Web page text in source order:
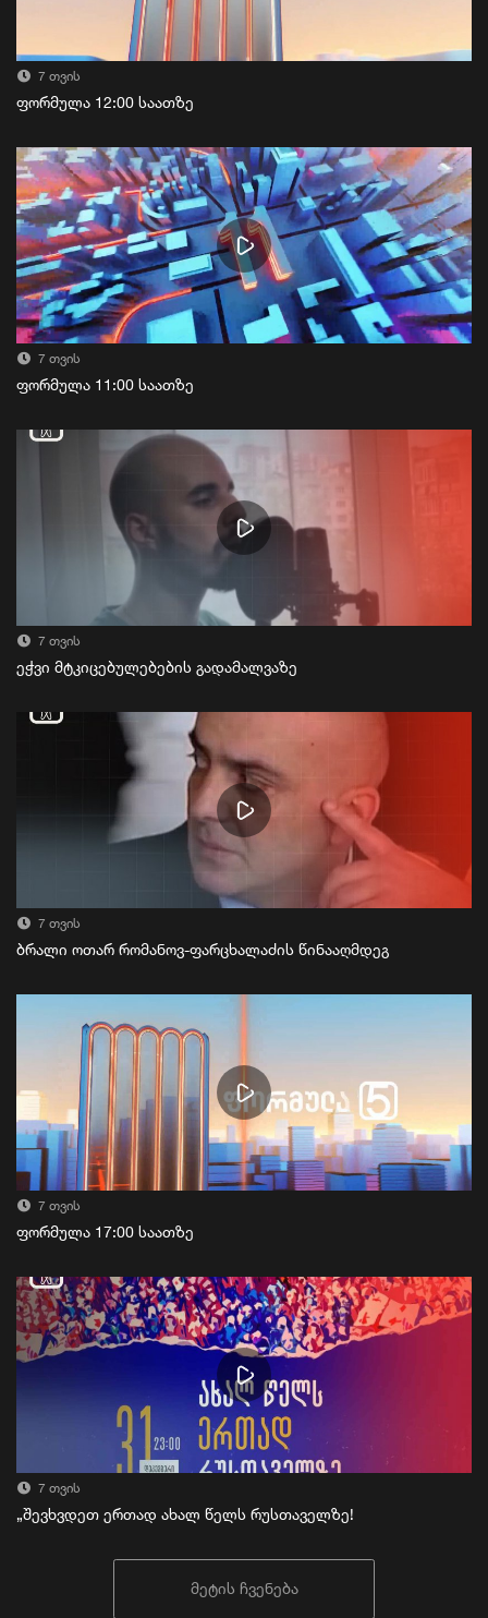
7 თვის
ფორმულა 12:00 საათზე
7 თვის
ფორმულა 11:00 საათზე
7 თვის
ეჭვი მტკიცებულებების გადამალვაზე
7 თვის
ბრალი ოთარ რომანოვ-ფარცხალაძის წინააღმდეგ
7 თვის
ფორმულა 17:00 საათზე
7 თვის
„შევხვდეთ ერთად ახალ წელს რუსთაველზე!
მეტის ჩვენება